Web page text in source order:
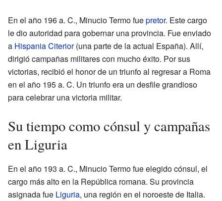
En el año 196 a. C., Minucio Termo fuepretor. Este cargo
le dio autoridad para gobernar una provincia. Fue enviado
a Hispania Citerior(una parte de la actual España). Allí,
dirigió campañas militares con mucho éxito. Por sus
victorias, recibió el honor de un triunfo al regresar a Roma
en el año 195 a. C. Un triunfo era un desfile grandioso
para celebrar una victoria militar.
Su tiempo como cónsul y campañas
en Liguria
En el año 193 a. C., Minucio Termo fue elegido cónsul, el
cargo más alto en la República romana. Su provincia
asignada fue Liguria, una región en el noroeste de Italia.